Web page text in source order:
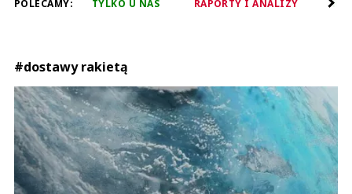
POLECAMY: TYLKO U NAS RAPORTY I ANALIZY
#dostawy rakietą